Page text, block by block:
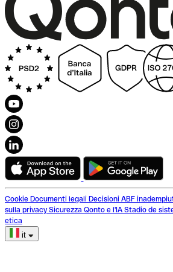
Cookie Documenti legali Decisioni ABF
sulla privacy Sicurezza Qonto e l'IA Stadio de
etica
it